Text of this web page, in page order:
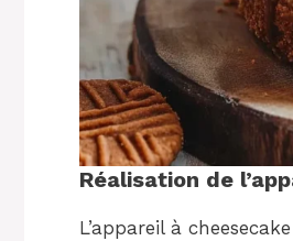
Réalisation de
L’appareil à